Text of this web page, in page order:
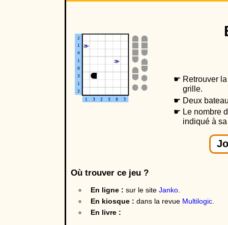
Retrouver
grille.
Deux
Le nombre
indiqué à
Où trouver ce jeu ?
En ligne :sur le siteJanko
En kiosque :dans la revue Multilogic
En livre :